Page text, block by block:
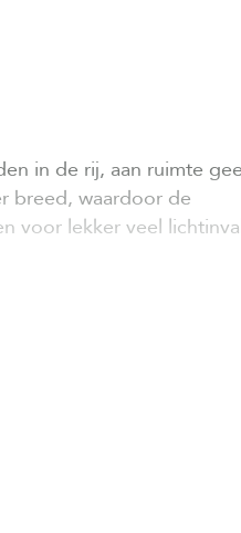
in de rij, aan ruimte
breed, waardoor de
voor lekker veel